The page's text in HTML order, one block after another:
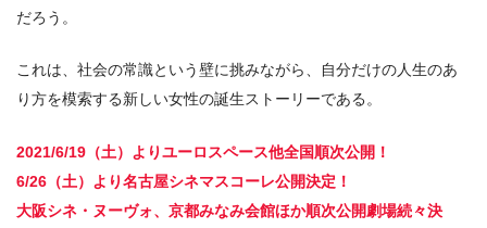
だろう。
これは、社会の常識という壁に挑みながら、自分だけの人生のあ
り方を模索する新しい女性の誕生ストーリーである。
2021/6/19（土）よりユーロスペース他全国順次公開！
6/26（土）より名古屋シネマスコーレ公開決定！
大阪シネ・ヌーヴォ、京都みなみ会館ほか順次公開劇場続々決